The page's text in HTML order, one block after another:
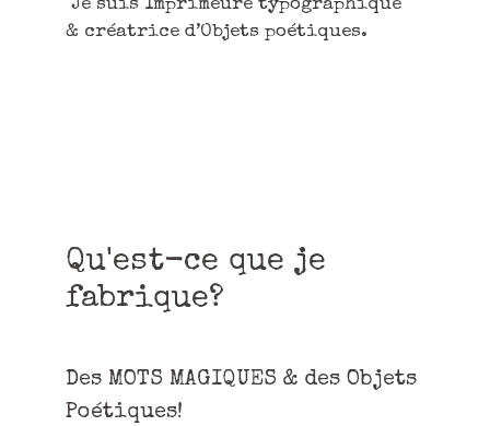
Je suis Imprimeure typographique
& créatrice d’Objets poétiques.
Qu'est-ce que je
fabrique?
Des MOTS MAGIQUES & des Objets
Poétiques!